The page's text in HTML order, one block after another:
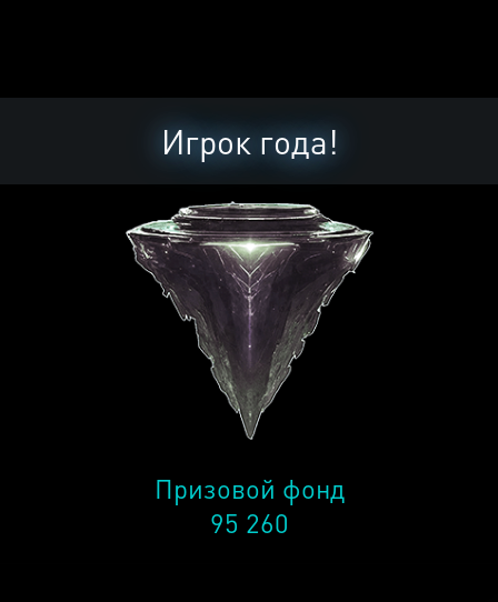
Игрок года!
Призовой фонд
95 260